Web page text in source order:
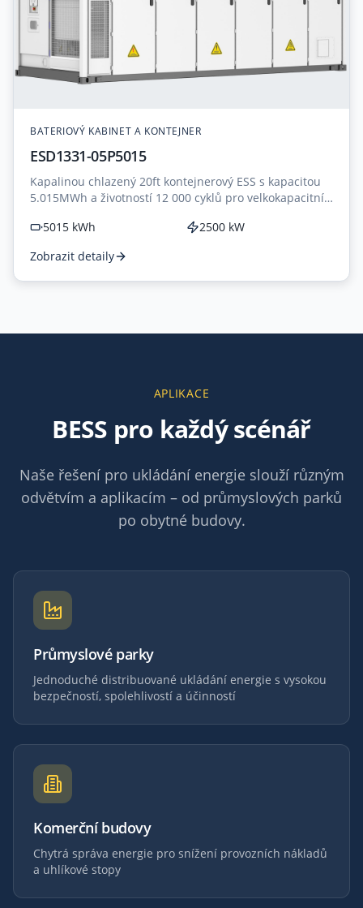
BATERIOVÝ KABINET A KONTEJNER
ESD1331-05P5015
Kapalinou chlazený 20ft kontejnerový ESS s kapacitou
5.015MWh a životností 12 000 cyklů pro velkokapacitní
5015 kWh
2500 kW
Zobrazit detaily
APLIKACE
BESS pro každý scénář
Naše řešení pro ukládání energie slouží různým
odvětvím a aplikacím – od průmyslových parků
po obytné budovy.
Průmyslové parky
Jednoduché distribuované ukládání energie s vysokou
bezpečností, spolehlivostí a účinností
Komerční budovy
Chytrá správa energie pro snížení provozních nákladů
a uhlíkové stopy